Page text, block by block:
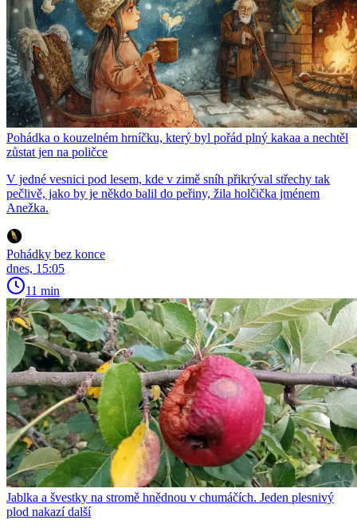
Pohádka o kouzelném hrníčku, který byl pořád plný kakaa a nechtěl
zůstat jen na poličce
V jedné vesnici pod lesem, kde v zimě sníh přikrýval střechy tak
pečlivě, jako by je někdo balil do peřiny, žila holčička jménem
Anežka.
Pohádky bez konce
dnes, 15:05
11 min
Jablka a švestky na stromě hnědnou v chumáčích. Jeden plesnivý
plod nakazí další